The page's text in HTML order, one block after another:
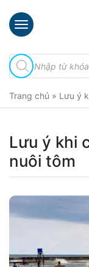
×
chủ
thiệu
phẩm
Đầu
Bọt
Khí
Ventek
dẫn
Tìm
kiếm
sản
Trang chủ » Lưu ý
Lưu ý khi
nuôi tôm